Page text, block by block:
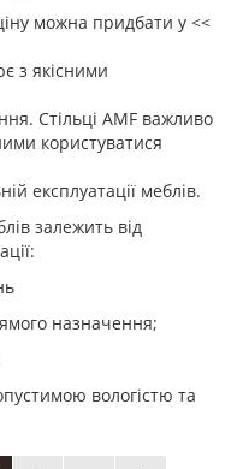
можна придбати у <<
з якісними
Стільці AMF важливо
користуватися
експлуатації меблів.
залежить від
назначення;
вологістю та